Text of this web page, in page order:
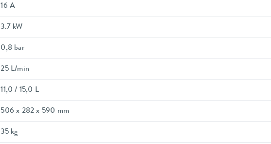
16 A
3.7 kW
0,8 bar
25 L/min
11,0 / 15,0 L
506 x 282 x 590 mm
35 kg